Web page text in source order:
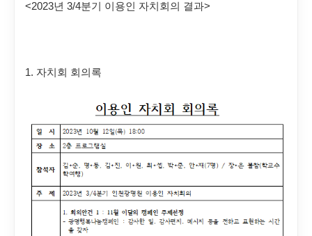
<2023년 3/4분기 이용인 자치회의 결과>
1. 자치회 회의록